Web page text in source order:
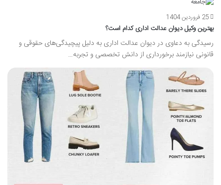
25 فروردین 1404
بهترین وکیل دیوان عدالت اداری کدام است؟
رسیدگی به دعاوی در دیوان عدالت اداری به دلیل پیچیدگی‌های حقوقی و
قانونی نیازمند برخورداری از دانش تخصصی و تجربه…